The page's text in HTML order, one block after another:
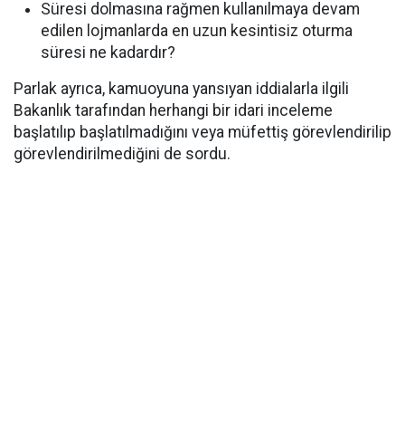
Süresi dolmasına rağmen kullanılmaya devam
edilen lojmanlarda en uzun kesintisiz oturma
süresi ne kadardır?
Parlak ayrıca, kamuoyuna yansıyan iddialarla ilgili
Bakanlık tarafından herhangi bir idari inceleme
başlatılıp başlatılmadığını veya müfettiş görevlendirilip
görevlendirilmediğini de sordu.